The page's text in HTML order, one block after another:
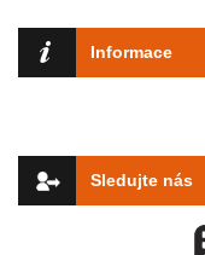
Informace
Sledujte nás